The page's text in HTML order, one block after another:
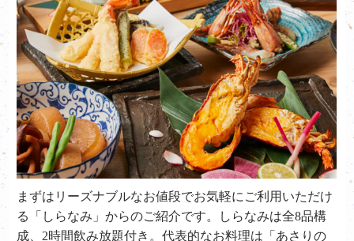
まずはリーズナブルなお値段でお気軽にご利用いただけ
る「しらなみ」からのご紹介です。しらなみは全8品構
成、2時間飲み放題付き。代表的なお料理は「あさりの